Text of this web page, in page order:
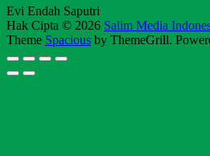
Evi Endah Saputri
Hak Cipta © 2026 Salim Media
Theme Spacious by ThemeGrill.